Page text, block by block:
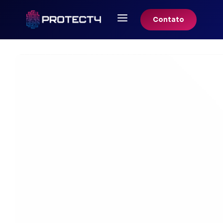
a Contato